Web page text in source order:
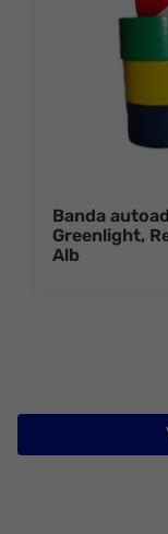
Banda
Greenlight,
Alb